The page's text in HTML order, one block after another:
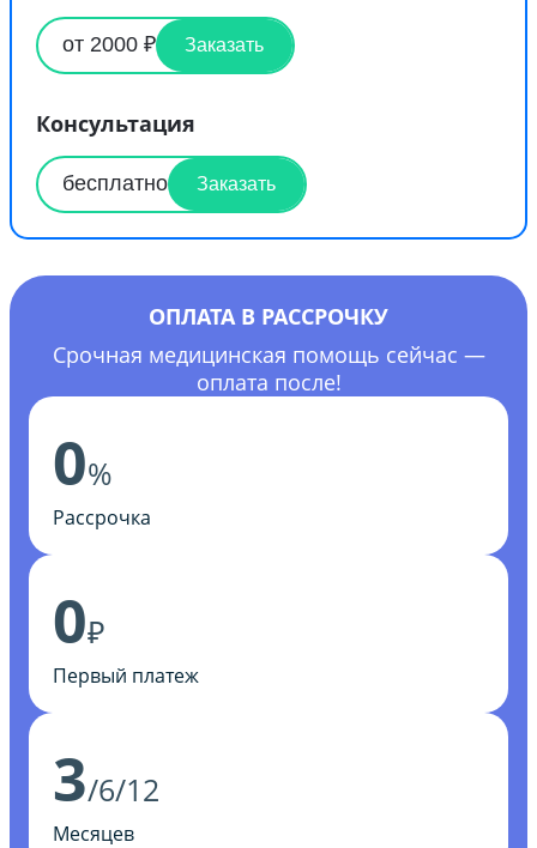
от 2000 ₽ Заказать
Консультация
бесплатно Заказать
ОПЛАТА В РАССРОЧКУ
Срочная медицинская помощь сейчас —
оплата после!
0%
Рассрочка
0₽
Первый платеж
3/6/12
Месяцев